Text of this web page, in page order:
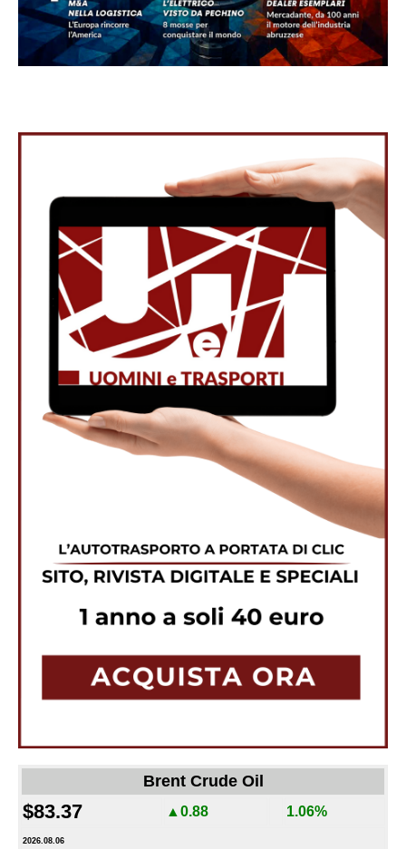
Brent Crude Oil
$83.37 ▲0.88 1.06%
2026.08.06